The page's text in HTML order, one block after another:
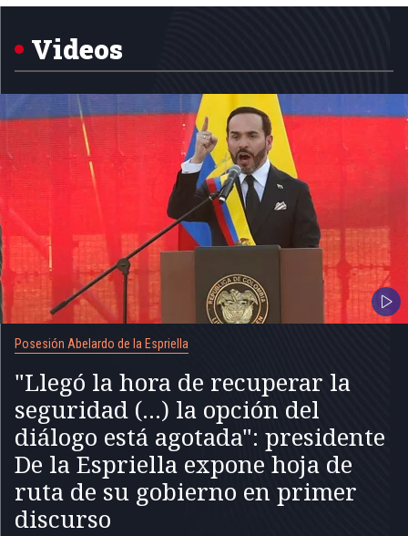
Videos
Posesión Abelardo de la Espriella
"Llegó la hora de recuperar la
seguridad (...) la opción del
diálogo está agotada": presidente
De la Espriella expone hoja de
ruta de su gobierno en primer
discurso